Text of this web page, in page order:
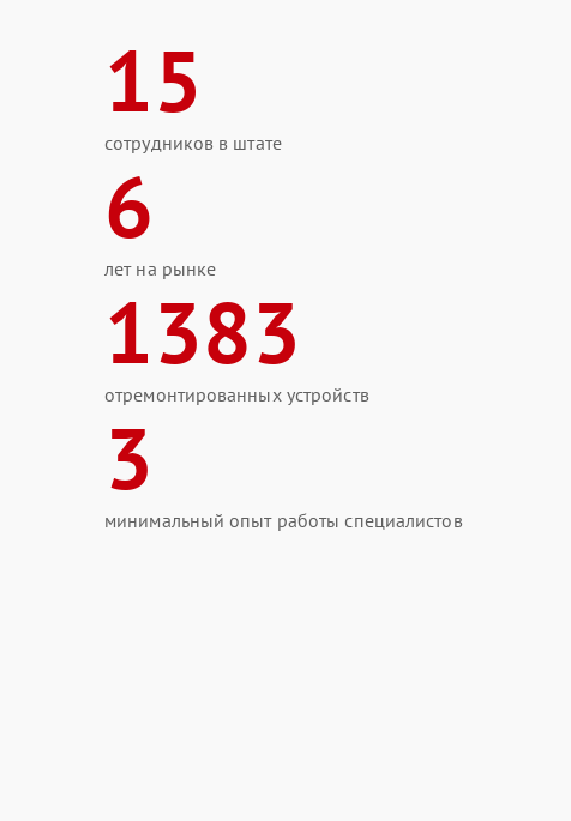
15
сотрудников в штате
6
лет на рынке
1383
отремонтированных устройств
3
минимальный опыт работы специалистов